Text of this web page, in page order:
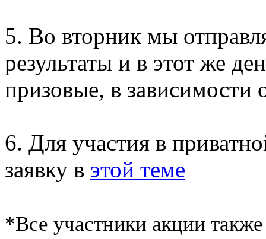
5. Во вторник мы
результаты и в этот же
призовые, в зависимости
6. Для участия в
заявку в этой теме
*Все участники акции